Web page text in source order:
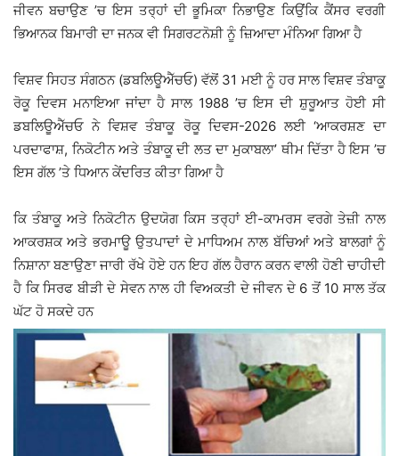
ਜੀਵਨ ਬਚਾਉਣ ’ਚ ਇਸ ਤਰ੍ਹਾਂ ਦੀ ਭੂਮਿਕਾ ਨਿਭਾਉਣ ਕਿਉਂਕਿ ਕੈਂਸਰ ਵਰਗੀ
ਭਿਆਨਕ ਬਿਮਾਰੀ ਦਾ ਜਨਕ ਵੀ ਸਿਗਰਟਨੋਸ਼ੀ ਨੂੰ ਜ਼ਿਆਦਾ ਮੰਨਿਆ ਗਿਆ ਹੈ
ਵਿਸ਼ਵ ਸਿਹਤ ਸੰਗਠਨ (ਡਬਲਿਊਐੱਚਓ) ਵੱਲੋਂ 31 ਮਈ ਨੂੰ ਹਰ ਸਾਲ ਵਿਸ਼ਵ ਤੰਬਾਕੂ
ਰੋਕੂ ਦਿਵਸ ਮਨਾਇਆ ਜਾਂਦਾ ਹੈ ਸਾਲ 1988 ’ਚ ਇਸ ਦੀ ਸ਼ੁਰੂਆਤ ਹੋਈ ਸੀ
ਡਬਲਿਊਐੱਚਓ ਨੇ ਵਿਸ਼ਵ ਤੰਬਾਕੂ ਰੋਕੂ ਦਿਵਸ-2026 ਲਈ ‘ਆਕਰਸ਼ਣ ਦਾ
ਪਰਦਾਫਾਸ਼, ਨਿਕੋਟੀਨ ਅਤੇ ਤੰਬਾਕੂ ਦੀ ਲਤ ਦਾ ਮੁਕਾਬਲਾ’ ਥੀਮ ਦਿੱਤਾ ਹੈ ਇਸ ’ਚ
ਇਸ ਗੱਲ ’ਤੇ ਧਿਆਨ ਕੇਂਦਰਿਤ ਕੀਤਾ ਗਿਆ ਹੈ
ਕਿ ਤੰਬਾਕੂ ਅਤੇ ਨਿਕੋਟੀਨ ਉਦਯੋਗ ਕਿਸ ਤਰ੍ਹਾਂ ਈ-ਕਾਮਰਸ ਵਰਗੇ ਤੇਜ਼ੀ ਨਾਲ
ਆਕਰਸ਼ਕ ਅਤੇ ਭਰਮਾਊ ਉਤਪਾਦਾਂ ਦੇ ਮਾਧਿਅਮ ਨਾਲ ਬੱਚਿਆਂ ਅਤੇ ਬਾਲਗਾਂ ਨੂੰ
ਨਿਸ਼ਾਨਾ ਬਣਾਉਣਾ ਜਾਰੀ ਰੱਖੇ ਹੋਏ ਹਨ ਇਹ ਗੱਲ ਹੈਰਾਨ ਕਰਨ ਵਾਲੀ ਹੋਣੀ ਚਾਹੀਦੀ
ਹੈ ਕਿ ਸਿਰਫ ਬੀੜੀ ਦੇ ਸੇਵਨ ਨਾਲ ਹੀ ਵਿਅਕਤੀ ਦੇ ਜੀਵਨ ਦੇ 6 ਤੋਂ 10 ਸਾਲ ਤੱਕ
ਘੱਟ ਹੋ ਸਕਦੇ ਹਨ